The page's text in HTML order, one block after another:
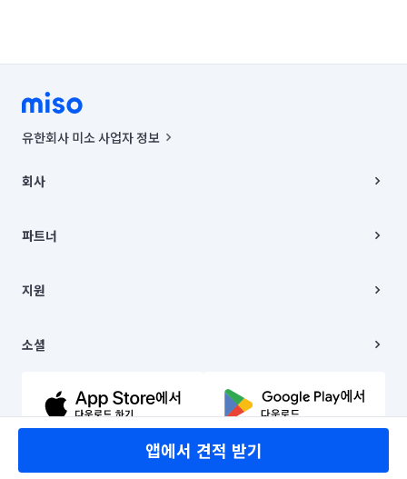
앱에서 견적 받기
유한회사 미소 사업자 정보
00019 |
주소 | 본사: 서울특별시 종로구 율곡로 6(중학동, 트윈트리빌딩) B동 5층
컨택센터 : 서울특별시 종로구 수송동 율곡로 24, 7층, 8층 미소
상품, 상품정보, 거래에 관한 의무와 책임은 거래당사자에게 있습니다.
언론 보도 관련 문의:
© 유한회사 미소. Miso, Inc. All Rights Reserved.
회사
채용
파트너
이사
지원
이용약관
문의하기
소셜
유튜브